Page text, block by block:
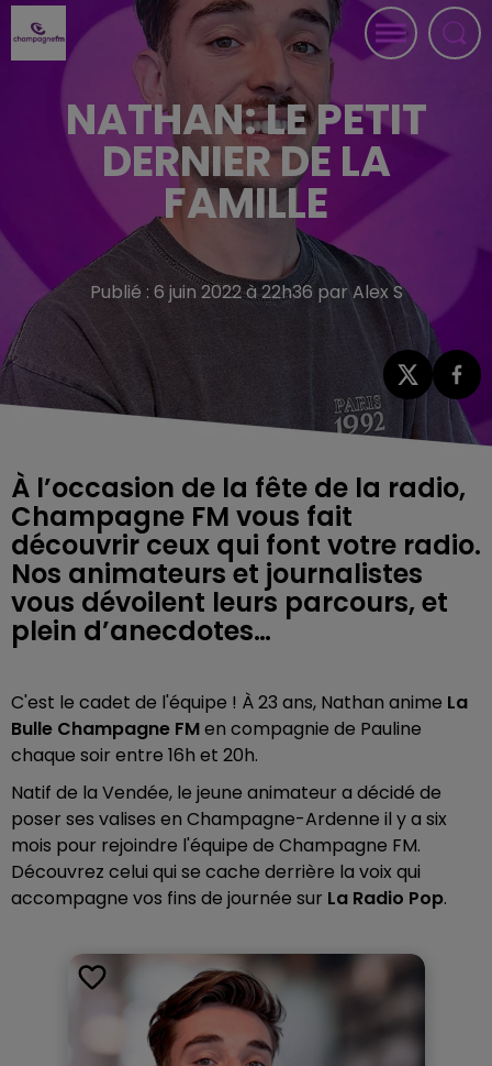
NATHAN: LE PETIT
DERNIER DE LA
FAMILLE
Publié : 6 juin 2022 à 22h36 par Alex S
À l’occasion de la fête de la radio,
Champagne FM vous fait
découvrir ceux qui font votre radio.
Nos animateurs et journalistes
vous dévoilent leurs parcours, et
plein d’anecdotes…
C'est le cadet de l'équipe ! À 23 ans, Nathan anime La
Bulle Champagne FMen compagnie de Pauline
chaque soir entre 16h et 20h.
Natif de la Vendée, le jeune animateur a décidé de
poser ses valises en Champagne-Ardenne il y a six
mois pour rejoindre l'équipe de Champagne FM.
Découvrez celui qui se cache derrière la voix qui
accompagne vos fins de journée sur La Radio Pop.